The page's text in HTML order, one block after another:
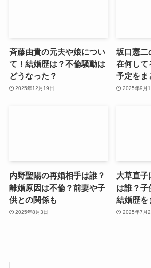
斉藤由貴の元夫や娘につい
て！結婚歴は？不倫騒動は
どうなった？
2025年12月19日
坂口憲二
在何して
予定をま
2025年9月
内野聖陽の再婚相手は誰？
離婚原因は不倫？前妻や子
供との関係も
2025年8月3日
大草直子
は誰？子
結婚歴を
2025年7月